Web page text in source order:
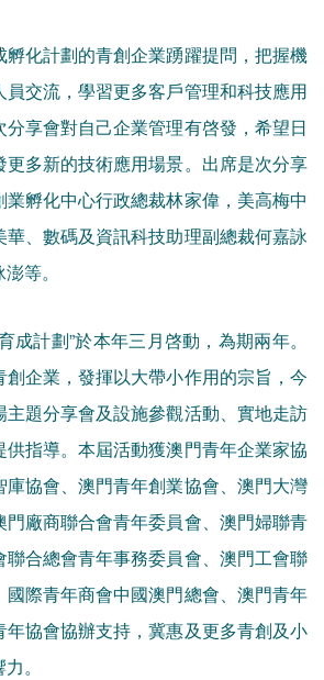
化計劃的青創企業踴躍提問，把握機
交流，學習更多客戶管理和科技應用
享會對自己企業管理有啓發，希望日
多新的技術應用場景。出席是次分享
孵化中心行政總裁林家偉，美高梅中
、數碼及資訊科技助理副總裁何嘉詠
等。
成計劃”於本年三月啓動，為期兩年。
企業，發揮以大帶小作用的宗旨，今
題分享會及設施參觀活動、實地走訪
供指導。本屆活動獲澳門青年企業家協
協會、澳門青年創業協會、澳門大灣
門廠商聯合會青年委員會、澳門婦聯青
合總會青年事務委員會、澳門工會聯
際青年商會中國澳門總會、澳門青年
協會協辦支持，冀惠及更多青創及小
。